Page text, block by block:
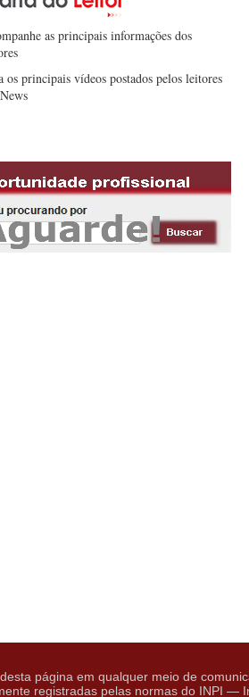
as principais informações dos
os principais vídeos postados pelos leitores
página em qualquer meio de
registradas pelas normas do INPI —